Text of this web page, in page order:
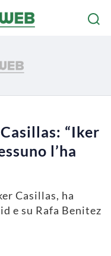
“Iker
l’ha
Casillas, ha
e su Rafa Benitez